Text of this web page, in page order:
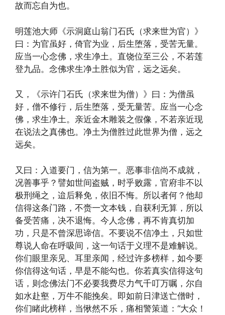
故而忘自为也。
明莲池大师《示洞庭山翁门石氏（求来世为官）》
曰：为官虽好，倚官为业，后生堕落，受苦无量。
应当一心念佛，求生净土。直饶位至三公，不若莲
登九品。念佛求生净土胜似为官，远之远矣。
又，《示许门石氏（求来世为僧）》曰：为僧虽
好，僧不修行，后生堕落，受无量苦。应当一心念
佛，求生净土。亲近金木雕装之假像，不若亲近现
在说法之真佛也。净土为僧胜过此世界为僧，远之
远矣。
又曰：入道要门，信为第一。恶事非信尚不成就，
况善事乎？譬如世间盗贼，时乎败露，官府非不以
极刑绳之，迨后释免，依旧不悔。所以者何？他却
信得这条门路，不赍一文本钱，自获利无算，所以
备受苦痛，决不退悔。今人念佛，再不肯真切加
功，只是不曾深思谛信。不要说不信净土，只如世
尊说人命在呼吸间，这一句话于义理不是难解说。
你们眼里亲见、耳里亲闻，经过许多榜样，如今要
你信得这句话，早是不能勾也。你若真实信得这句
话，则念佛法门不必要我费尽力气千叮万嘱，尔自
如水赴壑，万牛不能挽矣。即如前日津送亡僧时，
你们睹此榜样，当愀然不乐，痛相警策道：“大众！